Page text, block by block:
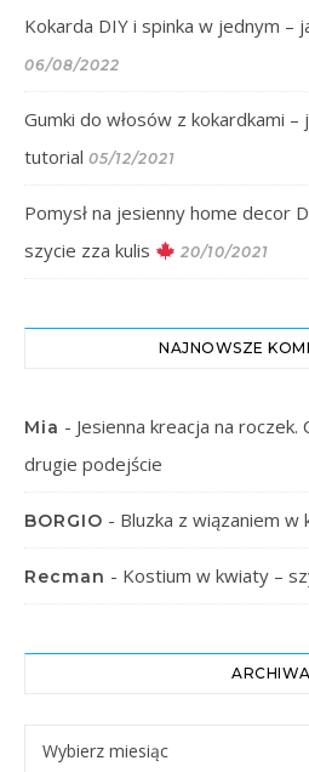
Kokarda DIY i spinka w jednym –
06/08/2022
Gumki do włosów z kokardkami
tutorial 05/12/2021
Pomysł na jesienny home decor
szycie zza kulis
20/10/2021
NAJNOWSZE
Mia - Jesienna kreacja na roczek.
drugie podejście
BORGIO - Bluzka z wiązaniem w
Recman - Kostium w kwiaty –
ARCHIWA
Archiwa